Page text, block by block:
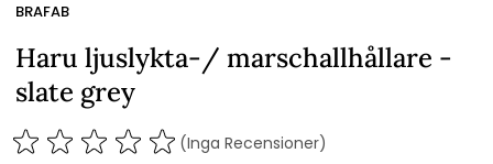
BRAFAB
Haru ljuslykta-/ marschallhållare -
slate grey
(Inga Recensioner)